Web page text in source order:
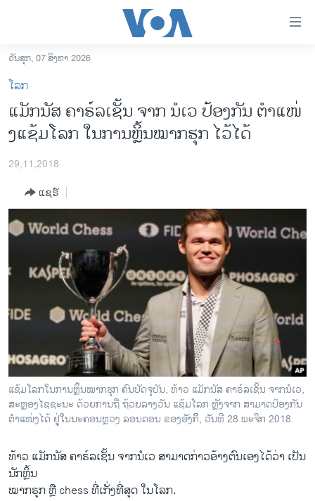
ເຂົ້າ
ຫາ
ຂ້າມ
ຂ້າມ
ໄປ
ຫາ
ລາວ
ອາເມຣິກາ
ການເລືອກຕັ້ງ ປະທານາທີບໍດີ ສະຫະລັດ 2024
ຂ່າວ​ຈີນ
ໂລກ
ເອເຊຍ
ອິດສະຫຼະພາບດ້ານການຂ່າວ
ຊີວິດຊາວລາວ
ຊຸມຊົນຊາວລາວ
ວິທະຍາສາດ-ເທັກໂນໂລຈີ
ທຸລະກິດ
ພາສາອັງກິດ
ວີດີໂອ
ສຽງ
ລາຍການກະຈາຍສຽງ
ລາຍງານ
ຕິດຕາມພວກເຮົາ ທີ່
ວັນສຸກ, 07 ສິງຫາ 2026
ໂລກ
ແມັກນັສ ຄາຣ໌ລເຊັ້ນ ຈາກ ນໍເວ ປ້ອງກັນ ຕຳແໜ່
ງແຊ້ມໂລກ ໃນການຫຼິ້ນໝາກຮຸກ ໄວ້ໄດ້
29,11,2018
ແຊຣ໌
ແຊ້ມໂລກໃນການຫຼິ້ນໝາກຮຸກ ຄົນປັດຈຸບັນ, ທ້າວ ແມັກນັສ ຄາຣ໌ລເຊັ້ນ ຈາກນໍເວ,
ສະຫຼອງໄຊຊະນະ ດ້ວຍການຖື ຖ້ວຍລາງວັນ ແຊ້ມໂລກ ຫຼັງຈາກ ສາມາດປ້ອງກັນ
ຕຳແໜ່ງໄດ້ ຢູ່ໃນນະຄອນຫຼວງ ລອນດອນ ຂອງອັງກິິ, ວັນທີ 28 ພະຈິກ 2018.
ທ້າວ ແມັກນັສ ຄາຣ໌ລເຊັ້ນ ຈາກນໍເວ ສາມາດກ່າວອ້າງຕົນເອງໄດ້ວ່າ ເປັນ
ນັກຫຼິ້ນ
ໝາກຮຸກ ຫຼື chess ທີ່ເກັ່ງທີ່ສຸດ ໃນໂລກ.